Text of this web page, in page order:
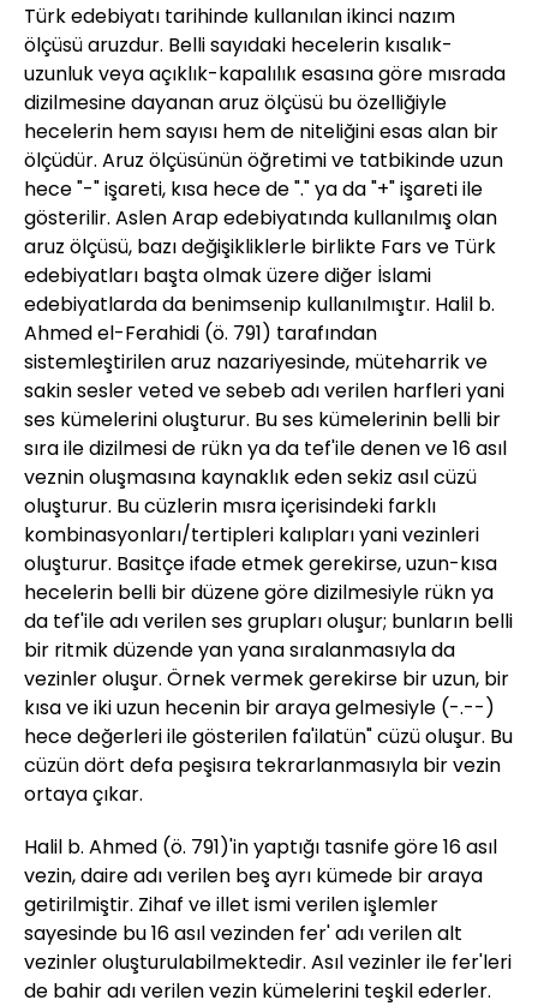
Türk edebiyatı tarihinde kullanılan ikinci nazım
ölçüsü aruzdur. Belli sayıdaki hecelerin kısalık-
uzunluk veya açıklık-kapalılık esasına göre mısrada
dizilmesine dayanan aruz ölçüsü bu özelliğiyle
hecelerin hem sayısı hem de niteliğini esas alan bir
ölçüdür. Aruz ölçüsünün öğretimi ve tatbikinde uzun
hece "-" işareti, kısa hece de "." ya da "+" işareti ile
gösterilir. Aslen Arap edebiyatında kullanılmış olan
aruz ölçüsü, bazı değişikliklerle birlikte Fars ve Türk
edebiyatları başta olmak üzere diğer İslami
edebiyatlarda da benimsenip kullanılmıştır. Halil b.
Ahmed el-Ferahidi (ö. 791) tarafından
sistemleştirilen aruz nazariyesinde, müteharrik ve
sakin sesler veted ve sebeb adı verilen harfleri yani
ses kümelerini oluşturur. Bu ses kümelerinin belli bir
sıra ile dizilmesi de rükn ya da tef'ile denen ve 16 asıl
veznin oluşmasına kaynaklık eden sekiz asıl cüzü
oluşturur. Bu cüzlerin mısra içerisindeki farklı
kombinasyonları/tertipleri kalıpları yani vezinleri
oluşturur. Basitçe ifade etmek gerekirse, uzun-kısa
hecelerin belli bir düzene göre dizilmesiyle rükn ya
da tef'ile adı verilen ses grupları oluşur; bunların belli
bir ritmik düzende yan yana sıralanmasıyla da
vezinler oluşur. Örnek vermek gerekirse bir uzun, bir
kısa ve iki uzun hecenin bir araya gelmesiyle (-.--)
hece değerleri ile gösterilen fa'ilatün" cüzü oluşur. Bu
cüzün dört defa peşisıra tekrarlanmasıyla bir vezin
ortaya çıkar.
Halil b. Ahmed (ö. 791)'in yaptığı tasnife göre 16 asıl
vezin, daire adı verilen beş ayrı kümede bir araya
getirilmiştir. Zihaf ve illet ismi verilen işlemler
sayesinde bu 16 asıl vezinden fer' adı verilen alt
vezinler oluşturulabilmektedir. Asıl vezinler ile fer'leri
de bahir adı verilen vezin kümelerini teşkil ederler.